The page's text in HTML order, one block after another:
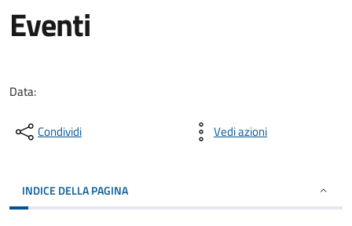
Eventi
Data:
Condividi Vedi azioni
INDICE DELLA PAGINA